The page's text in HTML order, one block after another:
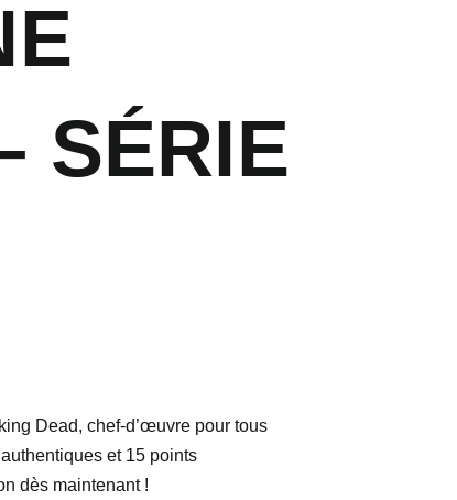
SÉRIE
Dead, chef-d’œuvre pour tous
et 15 points
dès maintenant !